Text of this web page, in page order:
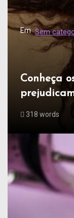
Em Sem
Conheça
318 words